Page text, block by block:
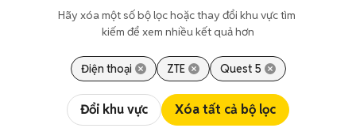
Hãy xóa một số bộ lọc hoặc thay đổi khu vực tìm
kiếm để xem nhiều kết quả hơn
Điện thoại ZTE Quest 5
Đổi khu vực Xóa tất cả bộ lọc